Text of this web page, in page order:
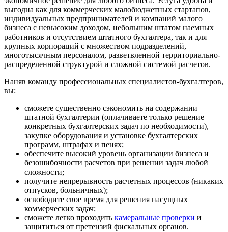
выгодна как для коммерческих малобюджетных стартапов,
индивидуальных предпринимателей и компаний малого
бизнеса с невысоким доходом, небольшим штатом наемных
работников и отсутствием штатного бухгалтера, так и для
крупных корпораций с множеством подразделений,
многотысячным персоналом, разветвленной территориально-
распределенной структурой и сложной системой расчетов.
Наняв команду профессиональных специалистов-бухгалтеров,
вы:
сможете существенно сэкономить на содержании
штатной бухгалтерии (оплачиваете только решение
конкретных бухгалтерских задач по необходимости),
закупке оборудования и установке бухгалтерских
программ, штрафах и пенях;
обеспечите высокий уровень организации бизнеса и
безошибочности расчетов при решении задач любой
сложности;
получите непрерывность расчетных процессов (никаких
отпусков, больничных);
освободите свое время для решения насущных
коммерческих задач;
сможете легко проходить камеральные проверки и
защититься от претензий фискальных органов.